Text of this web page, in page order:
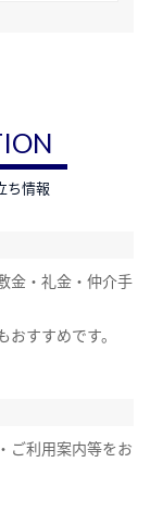
ち情報
金・礼金・仲介手
すすめです。
ご利用案内等をお